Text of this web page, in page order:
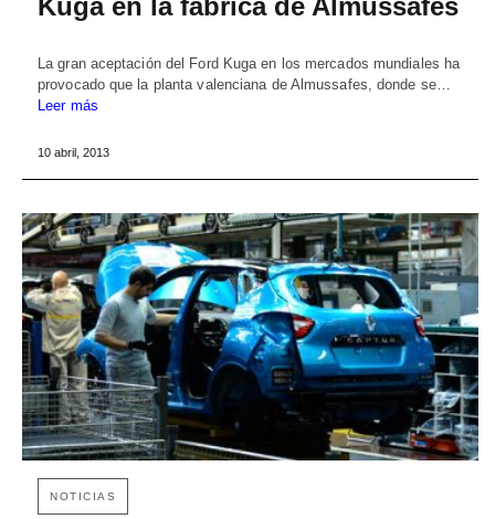
La gran aceptación del Ford Kuga en los mercados mundiales ha
provocado que la planta valenciana de Almussafes, donde se…
Leer más
10 abril, 2013
NOTICIAS